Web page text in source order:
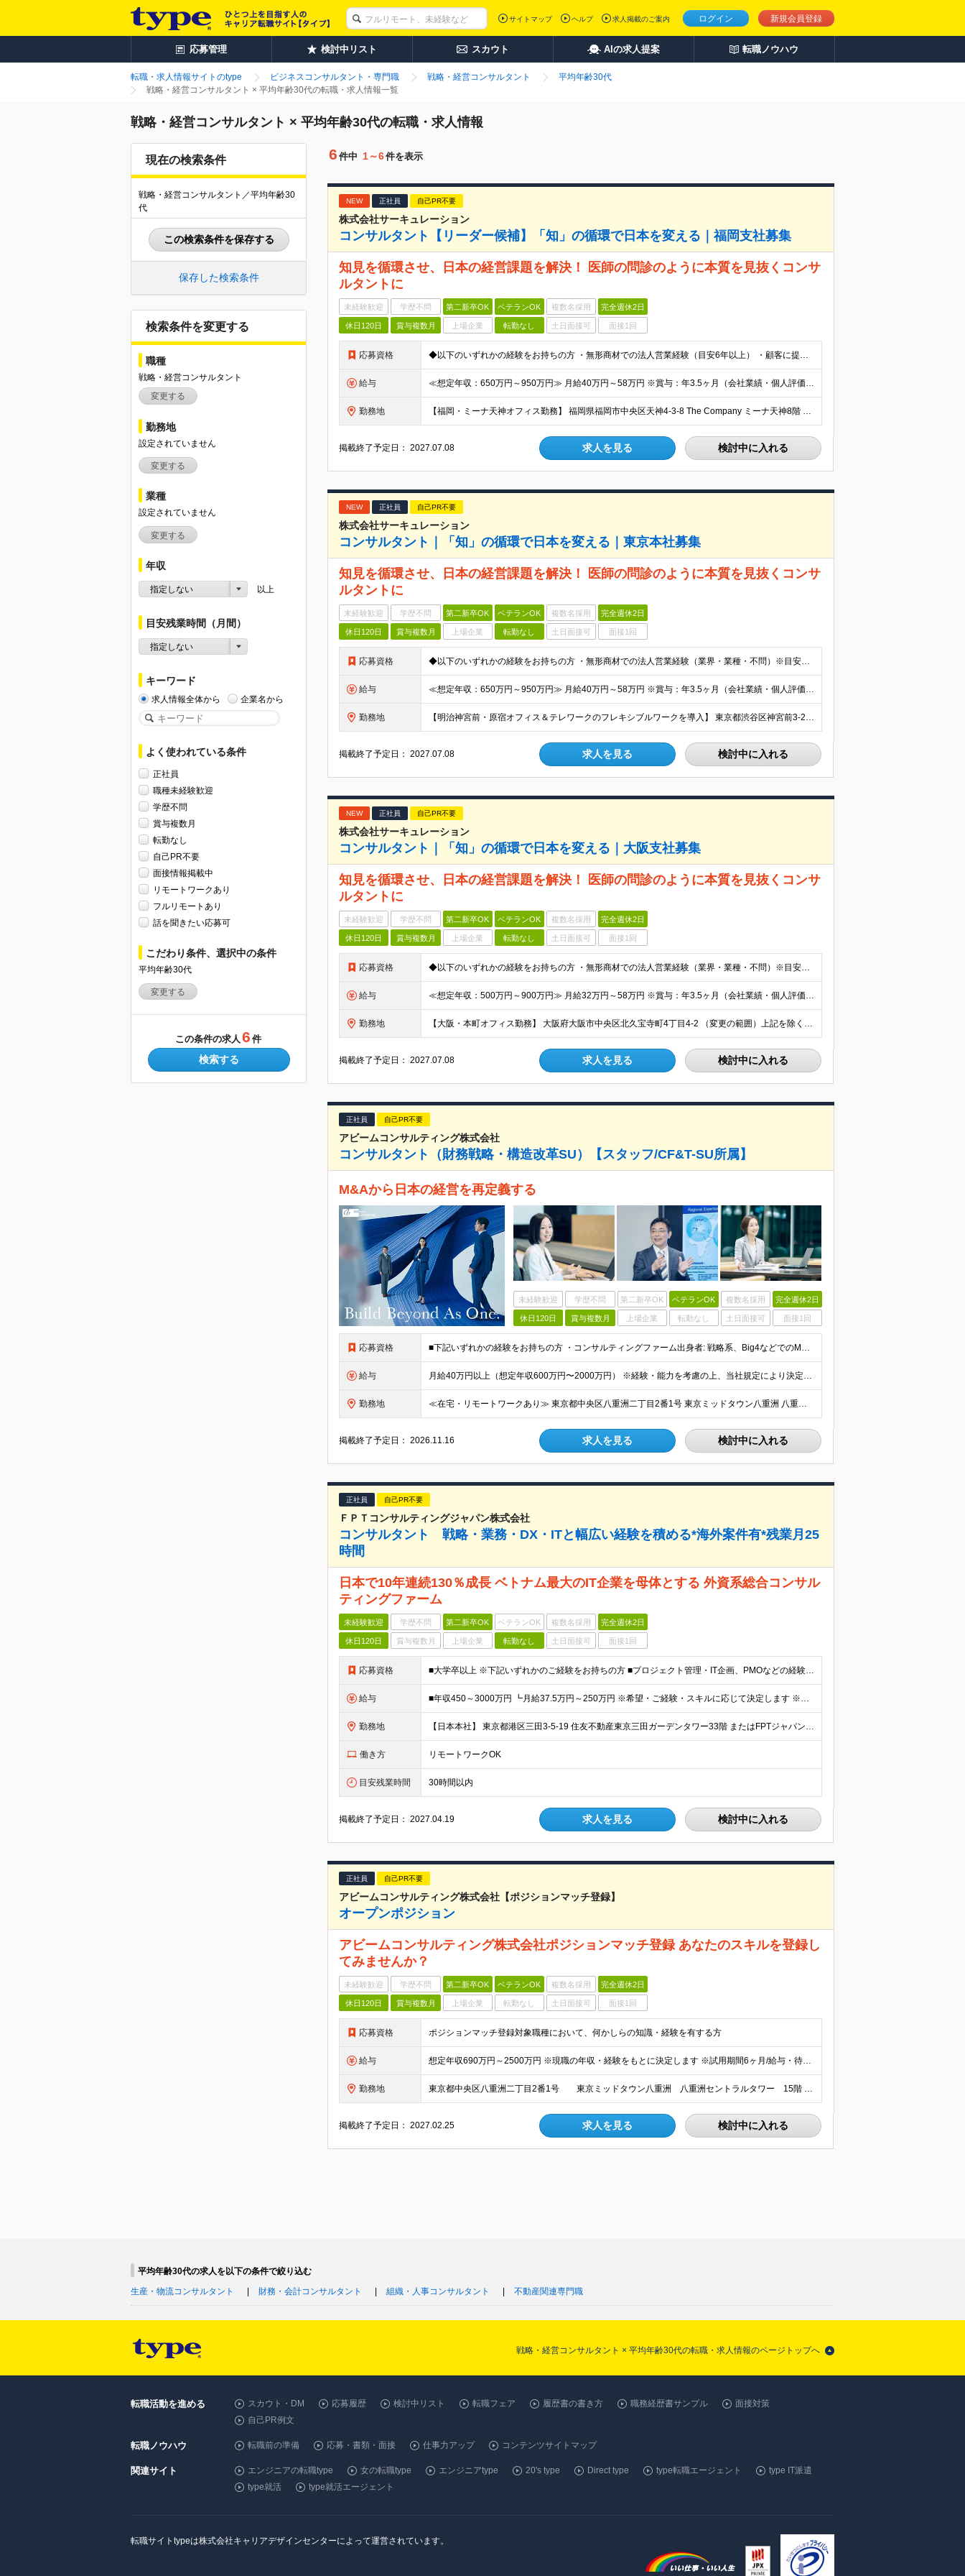
ログイン 新規会員登録
サイトマップ ヘルプ 求人掲載のご案内
応募管理 検討中リスト スカウト AIの求人提案 転職ノウハウ
転職・求人情報サイトのtype ビジネスコンサルタント・専門職 戦略・経営コンサルタント
平均年齢30代
戦略・経営コンサルタント × 平均年齢30代の転職・求人情報一覧
戦略・経営コンサルタント × 平均年齢30代の転職・求人情報
現在の検索条件
戦略・経営コンサルタント／平均年齢30
代
この検索条件を保存する
保存した検索条件
検索条件を変更する
職種
戦略・経営コンサルタント
変更する
勤務地
設定されていません
変更する
業種
設定されていません
変更する
年収
指定しない 以上
目安残業時間（月間）
指定しない
キーワード
求人情報全体から 企業名から
よく使われている条件
正社員
職種未経験歓迎
学歴不問
賞与複数月
転勤なし
自己PR不要
面接情報掲載中
リモートワークあり
フルリモートあり
話を聞きたい応募可
こだわり条件、選択中の条件
平均年齢30代
変更する
この条件の求人 6 件
検索する
6 件中 1～6件を表示
NEW 正社員 自己PR不要
株式会社サーキュレーション
コンサルタント【リーダー候補】「知」の循環で日本を変える｜福岡支社募集
知見を循環させ、日本の経営課題を解決！ 医師の問診のように本質を見抜くコンサ
ルタントに
未経験歓迎 学歴不問 第二新卒OK ベテランOK 複数名採用 完全週休2日
休日120日 賞与複数月 上場企業 転勤なし 土日面接可 面接1回
応募資格 ◆以下のいずれかの経験をお持ちの方 ・無形商材での法人営業経験（目安6年以上） ・顧客に提案することで潜在ニーズを見出す課題解決型営業経験 ・リーダー・マネージャーなどの役職に就き、メンバーマネジメン
給与 ≪想定年収：650万円～950万円≫ 月給40万円～58万円 ※賞与：年3.5ヶ月（会社業績・個人評価によって変動） ※入社後1年経過したタイミングでインセンティブ給へ移行致します。 ※入社時の月給額
勤務地 【福岡・ミーナ天神オフィス勤務】 福岡県福岡市中央区天神4-3-8 The Company ミーナ天神8階 （変更の範囲）上記を除く当社関連勤務地
掲載終了予定日：2027.07.08 求人を見る 検討中に入れる
NEW 正社員 自己PR不要
株式会社サーキュレーション
コンサルタント｜「知」の循環で日本を変える｜東京本社募集
知見を循環させ、日本の経営課題を解決！ 医師の問診のように本質を見抜くコンサ
ルタントに
未経験歓迎 学歴不問 第二新卒OK ベテランOK 複数名採用 完全週休2日
休日120日 賞与複数月 上場企業 転勤なし 土日面接可 面接1回
応募資格 ◆以下のいずれかの経験をお持ちの方 ・無形商材での法人営業経験（業界・業種・不問）※目安3年以上※ ・顧客に提案することで潜在ニーズを見出す営業活動をしてきた経験（課題解決型の提案営業） 【求める人
給与 ≪想定年収：650万円～950万円≫ 月給40万円～58万円 ※賞与：年3.5ヶ月（会社業績・個人評価によって変動） ※入社後1年経過したタイミングでインセンティブ給へ移行致します ※入社時の月給額は
勤務地 【明治神宮前・原宿オフィス＆テレワークのフレキシブルワークを導入】 東京都渋谷区神宮前3-21-5 サーキュレーションビル ForPro ★多様な働き方を推進 出社とテレワークを組み合わせたフレキシ
掲載終了予定日：2027.07.08 求人を見る 検討中に入れる
NEW 正社員 自己PR不要
株式会社サーキュレーション
コンサルタント｜「知」の循環で日本を変える｜大阪支社募集
知見を循環させ、日本の経営課題を解決！ 医師の問診のように本質を見抜くコンサ
ルタントに
未経験歓迎 学歴不問 第二新卒OK ベテランOK 複数名採用 完全週休2日
休日120日 賞与複数月 上場企業 転勤なし 土日面接可 面接1回
応募資格 ◆以下のいずれかの経験をお持ちの方 ・無形商材での法人営業経験（業界・業種・不問）※目安3年以上※ ・顧客に提案することで潜在ニーズを見出す営業活動をしてきた経験（課題解決型の提案営業） 【求める人
給与 ≪想定年収：500万円～900万円≫ 月給32万円～58万円 ※賞与：年3.5ヶ月（会社業績・個人評価によって変動） ※入社後1年経過したタイミングでインセンティブ給へ移行致します。 ※入社時の月給額
勤務地 【大阪・本町オフィス勤務】 大阪府大阪市中央区北久宝寺町4丁目4-2 （変更の範囲）上記を除く当社関連勤務地
掲載終了予定日：2027.07.08 求人を見る 検討中に入れる
正社員 自己PR不要
アビームコンサルティング株式会社
コンサルタント（財務戦略・構造改革SU）【スタッフ/CF&T-SU所属】
M&Aから日本の経営を再定義する
未経験歓迎 学歴不問 第二新卒OK ベテランOK 複数名採用 完全週休2日
休日120日 賞与複数月 上場企業 転勤なし 土日面接可 面接1回
応募資格 ■下記いずれかの経験をお持ちの方 ・コンサルティングファーム出身者: 戦略系、Big4などでのM&A関連（Strategy/Transaction/PMI/カーブアウト）または企業変革プロジェクト経験
給与 月給40万円以上（想定年収600万円〜2000万円） ※経験・能力を考慮の上、当社規定により決定します。 ※賞与年2回支給 ※試用期間：原則6ヶ月（試用期間中の労働条件は本採用時と同様） ※残業代は全
勤務地 ≪在宅・リモートワークあり≫ 東京都中央区八重洲二丁目2番1号 東京ミッドタウン八重洲 八重洲セントラルタワー15階 ※プロジェクトによりその他全国、海外あり ※在宅勤務制度、リモートワーク制度あり
掲載終了予定日：2026.11.16 求人を見る 検討中に入れる
正社員 自己PR不要
ＦＰＴコンサルティングジャパン株式会社
コンサルタント 戦略・業務・DX・ITと幅広い経験を積める*海外案件有*残業月25
時間
日本で10年連続130％成長 ベトナム最大のIT企業を母体とする 外資系総合コンサル
ティングファーム
未経験歓迎 学歴不問 第二新卒OK ベテランOK 複数名採用 完全週休2日
休日120日 賞与複数月 上場企業 転勤なし 土日面接可 面接1回
応募資格 ■大学卒以上 ※下記いずれかのご経験をお持ちの方 ■プロジェクト管理・IT企画、PMOなどの経験 ■システム構築経験（アプリ開発、DB構築、基盤構築、各種パッケージ導入など） ■事業企画、サービス企画
給与 ■年収450～3000万円 ┗月給37.5万円～250万円 ※希望・ご経験・スキルに応じて決定します ※試用期間6ヶ月/雇用形態・給与・待遇に差異はありません ※上記給与に月40時間分の固定残業代(1
勤務地 【日本本社】 東京都港区三田3-5-19 住友不動産東京三田ガーデンタワー33階 またはFPTジャパングループ各支店又は顧客先 ※転勤はありません
働き方 リモートワークOK
目安残業時間 30時間以内
掲載終了予定日：2027.04.19 求人を見る 検討中に入れる
正社員 自己PR不要
アビームコンサルティング株式会社【ポジションマッチ登録】
オープンポジション
アビームコンサルティング株式会社ポジションマッチ登録 あなたのスキルを登録し
てみませんか？
未経験歓迎 学歴不問 第二新卒OK ベテランOK 複数名採用 完全週休2日
休日120日 賞与複数月 上場企業 転勤なし 土日面接可 面接1回
応募資格 ポジションマッチ登録対象職種において、何かしらの知識・経験を有する方
給与 想定年収690万円～2500万円 ※現職の年収・経験をもとに決定します ※試用期間6ヶ月/給与・待遇に差異はありません ※残業代は全額支給になります
勤務地 東京都中央区八重洲二丁目2番1号 東京ミッドタウン八重洲 八重洲セントラルタワー 15階 ★上記は、10月以降の新住所となります ※プロジェクトにより長期出張あり。 また、プロジェクトにより関与
掲載終了予定日：2027.02.25 求人を見る 検討中に入れる
平均年齢30代の求人を以下の条件で絞り込む
生産・物流コンサルタント
財務・会計コンサルタント 組織・人事コンサルタント 不動産関連専門職
戦略・経営コンサルタント × 平均年齢30代の転職・求人情報のページトップへ
転職活動を進める スカウト・DM 応募履歴 検討中リスト 転職フェア 履歴書の書き方 職務経歴書サンプル
面接対策
自己PR例文
転職ノウハウ 転職前の準備 応募・書類・面接 仕事力アップ コンテンツサイトマップ
関連サイト エンジニアの転職type 女の転職type エンジニアtype 20's type Direct type type転職エージェント
type IT派遣
type就活
type就活エージェント
転職サイトtypeは株式会社キャリアデザインセンターによって運営されています。